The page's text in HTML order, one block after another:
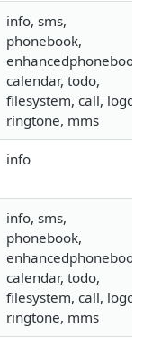
info, sms,
phonebook,
enhancedphonebook,
calendar, todo,
filesystem, call, logo,
ringtone, mms
info
info, sms,
phonebook,
enhancedphonebook,
calendar, todo,
filesystem, call, logo,
ringtone, mms